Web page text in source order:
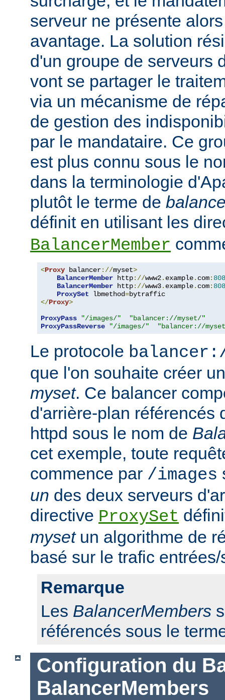
serveur ne présente
avantage. La solution
d'un groupe de serveurs
vont se partager le
via un mécanisme de
de gestion des
par le mandataire. Ce
est plus connu sous le
dans la terminologie
plutôt le terme de
définit en utilisant les
BalancerMember
<Proxy balancer://myset>
BalancerMember http://www2. example. com:
BalancerMember http://www3. example. com:
ProxySet lbmethod=
</Proxy>
ProxyPass
"/images/"
"balancer://myset/"
ProxyPassReverse
"/images/" "balancer://
Le protocole
que l'on souhaite créer
myset. Ce balancer
d'arrière-plan référencés
httpd sous le nom de
cet exemple, toute
commence par /images
un des deux serveurs
directive ProxySet
mysetun algorithme de
basé sur le trafic
Remarque
Les BalancerMembers
référencés sous le
Configuration du
BalancerMembers